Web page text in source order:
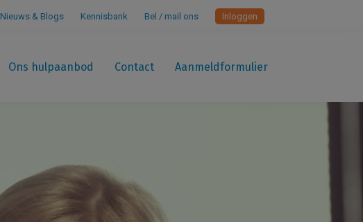
Nieuws & Blogs Kennisbank Bel / mail ons Inloggen
Ons hulpaanbod Contact Aanmeldformulier